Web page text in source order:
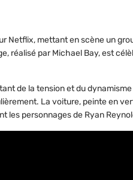
Netflix, mettant en scène un
réalisé par Michael Bay, est
de la tension et du
La voiture, peinte en
les personnages de Ryan